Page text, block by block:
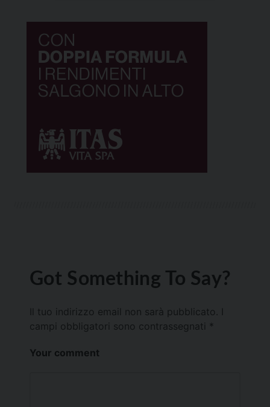
Got Something To Say?
Il tuo indirizzo email non sarà pubblicato.
campi obbligatori sono contrassegnati *
Your comment